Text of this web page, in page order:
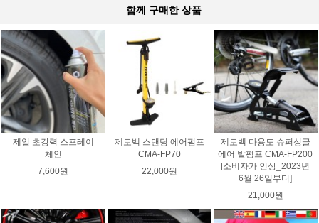
함께 구매한 상품
제일 초강력 스프레이
체인
7,600원
제로백 스탠딩 에어펌프
CMA-FP70
22,000원
제로백 다용도 슈퍼싱글
에어 발펌프 CMA-FP200
[소비자가 인상_2023년
6월 26일부터]
21,000원